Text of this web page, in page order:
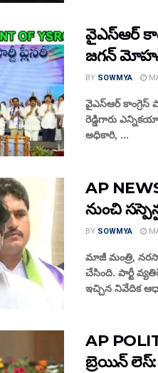
వైఎస్ఆర్
జగన్ మోహన్
BY SOWMYA
వైఎస్ఆర్ కాంగ్రెస్
రెడ్డిగారు
అధికారి, ...
AP
నుంచి
BY SOWMYA
మాజీ మంత్రి,
చేసింది. పార్టీ
ఇచ్చిన నివేదిక
AP
బ్రెయిన్